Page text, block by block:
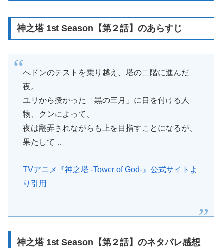
神之塔 1st Season【第２話】のあらすじ
へドンのテストを乗り越え、塔の二階に進んだ
夜。
ユリから授かった「黒の三月」に目を付ける人
物、クンによって、
夜は翻弄されながらも上を目指すことになるが、
果たして…
TVアニメ『神之塔 -Tower of God-』公式サイトよ
り引用
神之塔 1st Season【第２話】のネタバレ感想